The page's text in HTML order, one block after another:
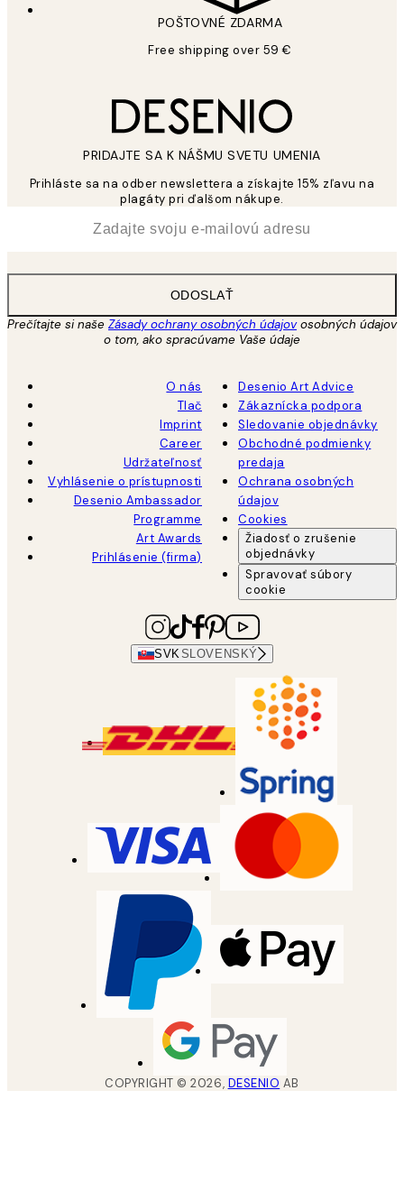
POŠTOVNÉ ZDARMA
Free shipping over 59 €
PRIDAJTE SA K NÁŠMU SVETU UMENIA
Prihláste sa na odber newslettera a získajte 15% zľavu na
plagáty pri ďalšom nákupe.
ODOSLAŤ
Prečítajte si naše Zásady ochrany osobných údajovosobných údajov
o tom, ako spracúvame Vaše údaje
O nás
Tlač
Imprint
Career
Udržateľnosť
Vyhlásenie o prístupnosti
Desenio Ambassador
Programme
Art Awards
Prihlásenie (firma)
Desenio Art Advice
Zákaznícka podpora
Sledovanie objednávky
Obchodné podmienky
predaja
Ochrana osobných
údajov
Cookies
Žiadosť o zrušenie
objednávky
Spravovať súbory
cookie
SVK SLOVENSKÝ
COPYRIGHT ©2026, DESENIO AB